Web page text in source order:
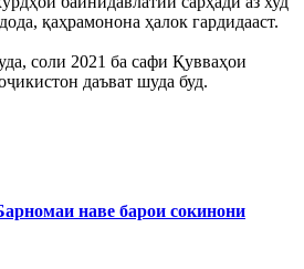
қаҳрамонона ҳалок гардидааст.
соли 2021 ба сафи Қувваҳои
даъват шуда буд.
наве барои сокинони